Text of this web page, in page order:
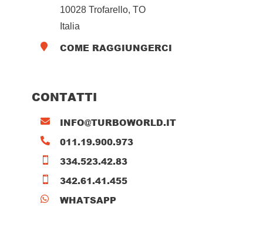
10028 Trofarello, TO
Italia
 COME RAGGIUNGERCI
CONTATTI
 INFO@TURBOWORLD.IT
 011.19.900.973
 334.523.42.83
 342.61.41.455
 WHATSAPP